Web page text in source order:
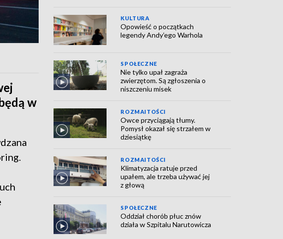
w
KULTURA
Opowieść o początkach
legendy Andy’ego Warhola
SPOŁECZNE
Nie tylko upał zagraża
zwierzętom. Są zgłoszenia o
niszczeniu misek
ROZMAITOŚCI
Owce przyciągają tłumy.
Pomysł okazał się strzałem w
dziesiątkę
ROZMAITOŚCI
Klimatyzacja ratuje przed
upałem, ale trzeba używać jej
z głową
SPOŁECZNE
Oddział chorób płuc znów
działa w Szpitalu Narutowicza